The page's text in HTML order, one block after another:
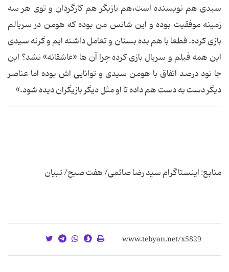
سیدی هم نویسنده است،‌هم بازیگر هم كارگردان و توی هر سه
زمینه موفقیت بوده و این شانس من بوده كه هومن در سریالم
بازی كرده. قطعا با هم بده بستان و تعامل داشته ایم و گرنه سیدی
این همه فیلم و سریال بازی كرده چرا آن ها «عاشقانه» نشد؟ این
جا نود درصد اتفاق با هومن سیدی و توانایی اش بوده اما عناصر
دیگر دست به دست هم داده تا او مثل دیگر بازیگران دیده شود.»
منابع: اینستاگرام سید رضا صائمی/ هفت صبح/ تبیان